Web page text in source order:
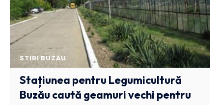
STIRI BUZAU
Stațiunea pentru Legumicultură
Buzău caută geamuri vechi pentru